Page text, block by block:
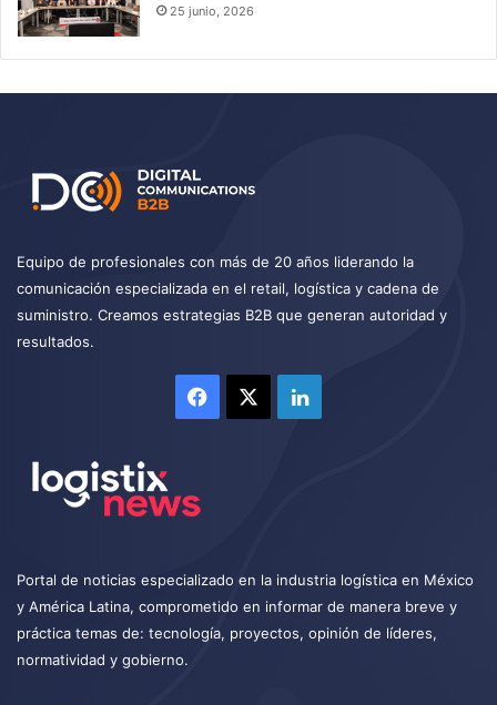
25 junio, 2026
Equipo de profesionales con más de 20 años liderando la
comunicación especializada en el retail, logística y cadena de
suministro. Creamos estrategias B2B que generan autoridad y
resultados.
Facebook LinkedIn
Portal de noticias especializado en la industria logística en México
y América Latina, comprometido en informar de manera breve y
práctica temas de: tecnología, proyectos, opinión de líderes,
normatividad y gobierno.